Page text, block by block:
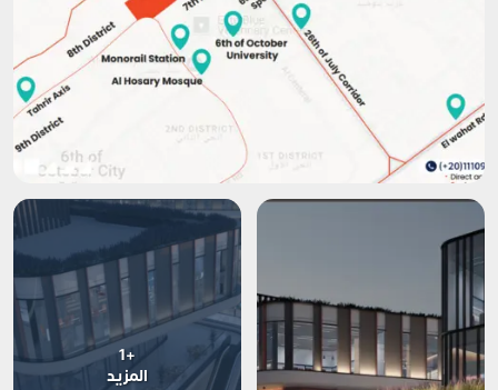
+1
المزيد